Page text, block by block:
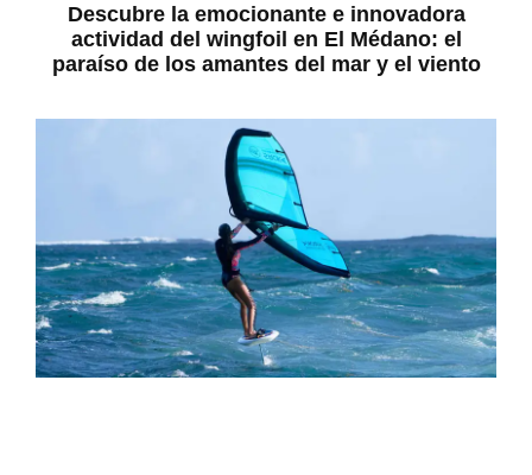
Descubre la emocionante e innovadora
actividad del wingfoil en El Médano: el
paraíso de los amantes del mar y el viento